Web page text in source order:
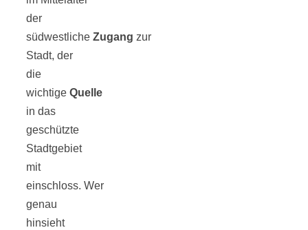
der
südwestliche Zugang zur
Stadt, der
die
wichtige Quelle
in das
geschützte
Stadtgebiet
mit
einschloss. Wer
genau
hinsieht